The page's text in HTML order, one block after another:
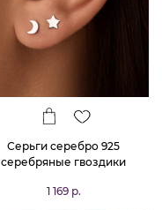
Серьги серебро 925
серебряные гвоздики
1 169 р.